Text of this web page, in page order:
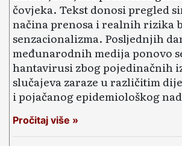
čovjeka. Tekst donosi pregled
načina prenosa i realnih rizika
senzacionalizma. Posljednjih
međunarodnih medija ponovo
hantavirusi zbog pojedinačnih
slučajeva zaraze u različitim
i pojačanog epidemiološkog
Pročitaj više »